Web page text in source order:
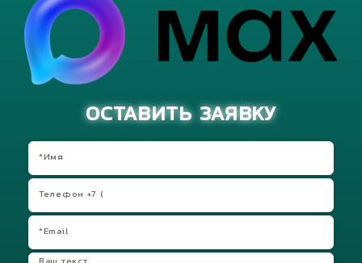
ОСТАВИТЬ ЗАЯВКУ